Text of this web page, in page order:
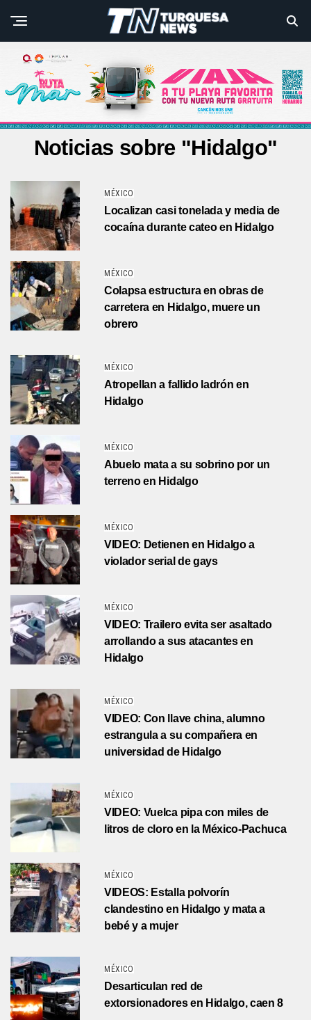
Noticias sobre "Hidalgo"
MÉXICO
Localizan casi tonelada y media de
cocaína durante cateo en Hidalgo
MÉXICO
Colapsa estructura en obras de
carretera en Hidalgo, muere un
obrero
MÉXICO
Atropellan a fallido ladrón en
Hidalgo
MÉXICO
Abuelo mata a su sobrino por un
terreno en Hidalgo
MÉXICO
VIDEO: Detienen en Hidalgo a
violador serial de gays
MÉXICO
VIDEO: Trailero evita ser asaltado
arrollando a sus atacantes en
Hidalgo
MÉXICO
VIDEO: Con llave china, alumno
estrangula a su compañera en
universidad de Hidalgo
MÉXICO
VIDEO: Vuelca pipa con miles de
litros de cloro en la México-Pachuca
MÉXICO
VIDEOS: Estalla polvorín
clandestino en Hidalgo y mata a
bebé y a mujer
MÉXICO
Desarticulan red de
extorsionadores en Hidalgo, caen 8